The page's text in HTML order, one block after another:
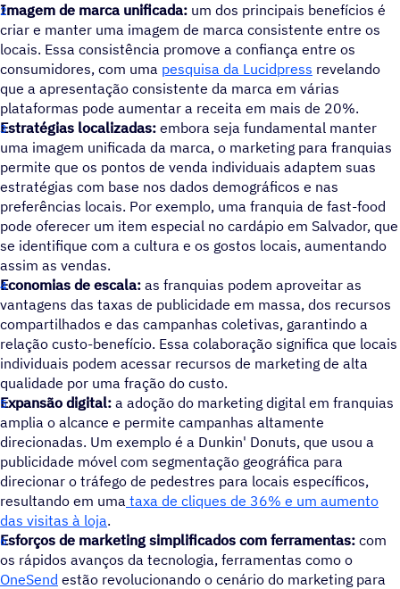
Imagem de marca unificada: um dos principais benefícios é
criar e manter uma imagem de marca consistente entre os
locais. Essa consistência promove a confiança entre os
consumidores, com uma pesquisa da Lucidpress revelando
que a apresentação consistente da marca em várias
plataformas pode aumentar a receita em mais de 20%.
Estratégias localizadas: embora seja fundamental manter
uma imagem unificada da marca, o marketing para franquias
permite que os pontos de venda individuais adaptem suas
estratégias com base nos dados demográficos e nas
preferências locais. Por exemplo, uma franquia de fast-food
pode oferecer um item especial no cardápio em Salvador, que
se identifique com a cultura e os gostos locais, aumentando
assim as vendas.
Economias de escala: as franquias podem aproveitar as
vantagens das taxas de publicidade em massa, dos recursos
compartilhados e das campanhas coletivas, garantindo a
relação custo-benefício. Essa colaboração significa que locais
individuais podem acessar recursos de marketing de alta
qualidade por uma fração do custo.
Expansão digital: a adoção do marketing digital em franquias
amplia o alcance e permite campanhas altamente
direcionadas. Um exemplo é a Dunkin' Donuts, que usou a
publicidade móvel com segmentação geográfica para
direcionar o tráfego de pedestres para locais específicos,
resultando em uma taxa de cliques de 36% e um aumento
das visitas à loja.
Esforços de marketing simplificados com ferramentas: com
os rápidos avanços da tecnologia, ferramentas como o
OneSend estão revolucionando o cenário do marketing para